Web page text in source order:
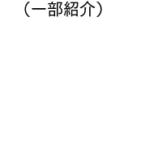
（一部紹介）